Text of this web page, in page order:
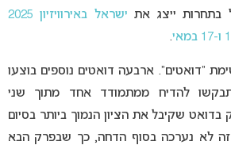
בתחרות ייצג את ישראל באירוויזיון
2025
.
“דואטים”. ארבעה דואטים נוספים בוצעו
להדיח ממתמודד אחד מתוך שני
שקיבל את הציון הנמוך ביותר בסיום
לא נערכה בסוף הדחה, כך שבפרק הבא